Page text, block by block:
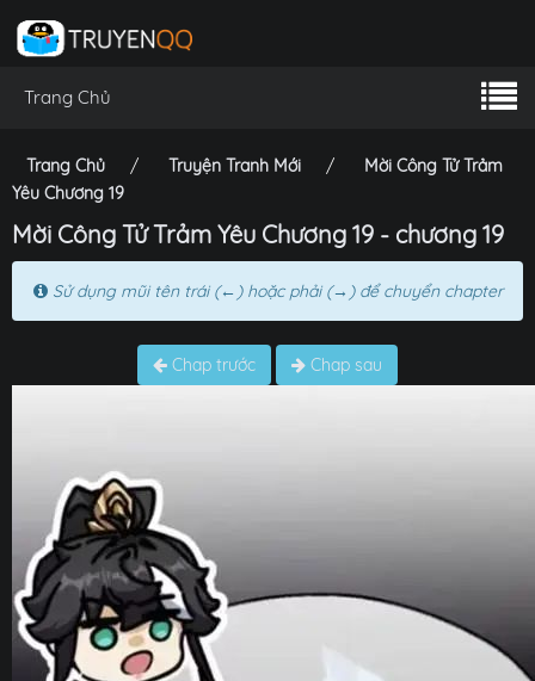
Trang Chủ
Trang Chủ Truyện Tranh Mới
Mời Công Tử Trảm
Yêu Chương 19
Mời Công Tử Trảm Yêu Chương 19 - chương 19
Sử dụng mũi tên trái (←) hoặc phải (→) để chuyển chapter
Chap trước Chap sau